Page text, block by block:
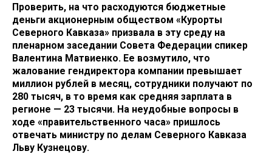
Проверить, на что расходуются бюджетные
деньги акционерным обществом «Курорты
Северного Кавказа» призвала в эту среду на
пленарном заседании Совета Федерации спикер
Валентина Матвиенко. Ее возмутило, что
жалование гендиректора компании превышает
миллион рублей в месяц, сотрудники получают по
280 тысяч, в то время как средняя зарплата в
регионе — 23 тысячи. На неудобные вопросы в
ходе «правительственного часа» пришлось
отвечать министру по делам Северного Кавказа
Льву Кузнецову.